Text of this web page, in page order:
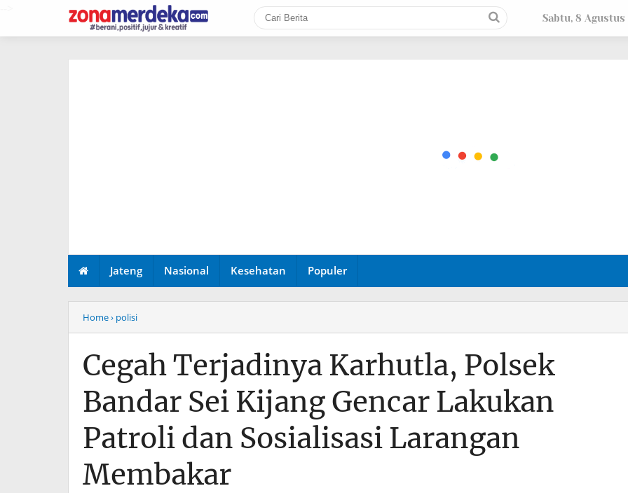
Sabtu, 8 Agustus
Jateng Nasional Kesehatan Populer
Home› polisi
Cegah Terjadinya Karhutla, Polsek
Bandar Sei Kijang Gencar Lakukan
Patroli dan Sosialisasi Larangan
Membakar